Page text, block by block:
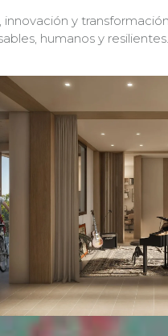
y
humanos y resilientes.